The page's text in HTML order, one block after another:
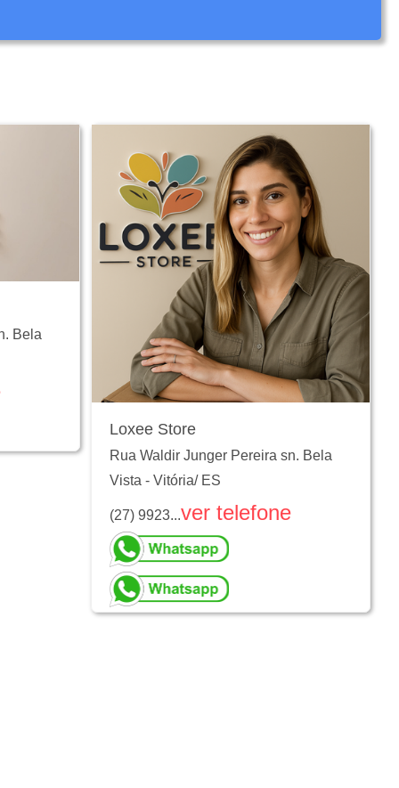
Bela
Loxee Store
Rua Waldir Junger Pereira sn. Bela
Vista - Vitória/ ES
(27) 9923...ver telefone